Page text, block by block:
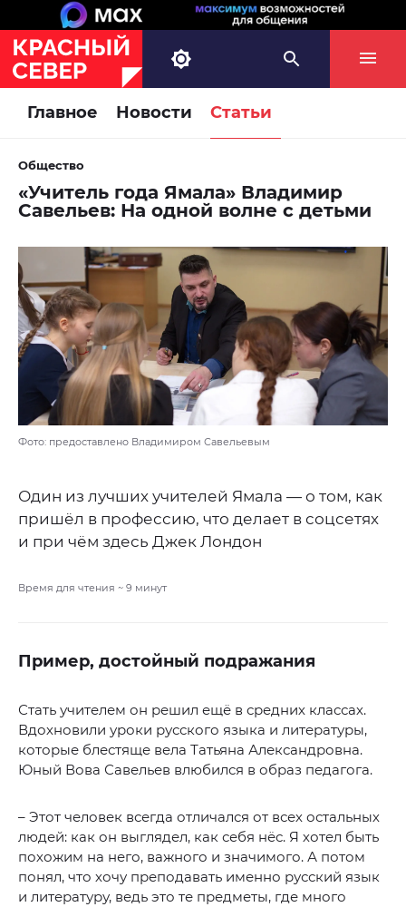
Главное Новости Статьи
Общество
«Учитель года Ямала» Владимир
Савельев: На одной волне с детьми
Фото: предоставлено Владимиром Савельевым
Один из лучших учителей Ямала — о том, как
пришёл в профессию, что делает в соцсетях
и при чём здесь Джек Лондон
Время для чтения ~ 9 минут
Пример, достойный подражания
Стать учителем он решил ещё в средних классах.
Вдохновили уроки русского языка и литературы,
которые блестяще вела Татьяна Александровна.
Юный Вова Савельев влюбился в образ педагога.
– Этот человек всегда отличался от всех остальных
людей: как он выглядел, как себя нёс. Я хотел быть
похожим на него, важного и значимого. А потом
понял, что хочу преподавать именно русский язык
и литературу, ведь это те предметы, где много